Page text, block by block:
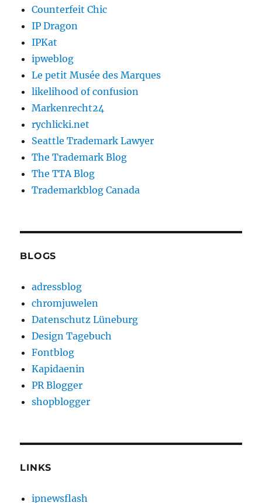
Counterfeit Chic
IP Dragon
IPKat
ipweblog
Le petit Musée des Marques
likelihood of confusion
Markenrecht24
rychlicki.net
Seattle Trademark Lawyer
The Trademark Blog
The TTA Blog
Trademarkblog Canada
BLOGS
adressblog
chromjuwelen
Datenschutz Lüneburg
Design Tagebuch
Fontblog
Kapidaenin
PR Blogger
shopblogger
LINKS
ipnewsflash